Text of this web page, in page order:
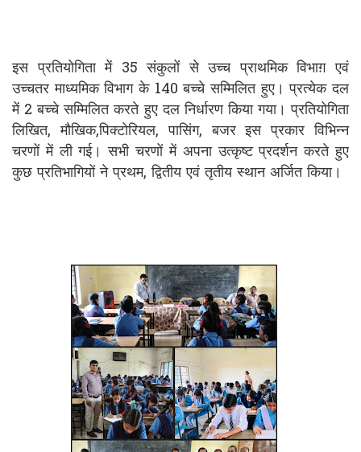
इस प्रतियोगिता में 35 संकुलों से उच्च प्राथमिक विभाग़ एवं
उच्चतर माध्यमिक विभाग के 140 बच्चे सम्मिलित हुए। प्रत्येक दल
में 2 बच्चे सम्मिलित करते हुए दल निर्धारण किया गया। प्रतियोगिता
लिखित, मौखिक,पिक्टोरियल, पासिंग, बजर इस प्रकार विभिन्न
चरणों में ली गई। सभी चरणों में अपना उत्कृष्ट प्रदर्शन करते हुए
कुछ प्रतिभागियों ने प्रथम, द्वितीय एवं तृतीय स्थान अर्जित किया।